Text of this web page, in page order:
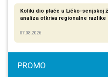
Koliki dio plaće u Ličko-senjskoj
analiza otkriva regionalne razlike​
07.08.2026
PROMO